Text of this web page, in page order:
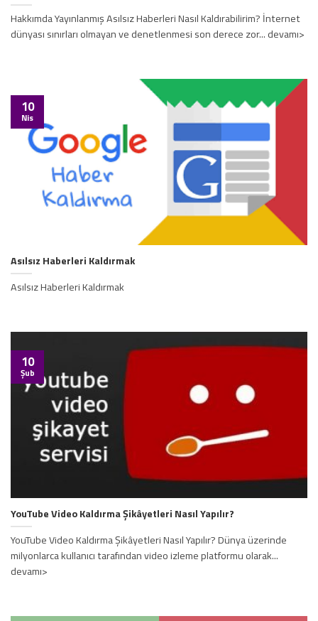
Hakkımda Yayınlanmış Asılsız Haberleri Nasıl Kaldırabilirim? İnternet
dünyası sınırları olmayan ve denetlenmesi son derece zor... devamı>
Asılsız Haberleri Kaldırmak
Asılsız Haberleri Kaldırmak
10
Nis
YouTube Video Kaldırma Şikâyetleri Nasıl Yapılır?
YouTube Video Kaldırma Şikâyetleri Nasıl Yapılır? Dünya üzerinde
milyonlarca kullanıcı tarafından video izleme platformu olarak...
devamı>
10
Şub